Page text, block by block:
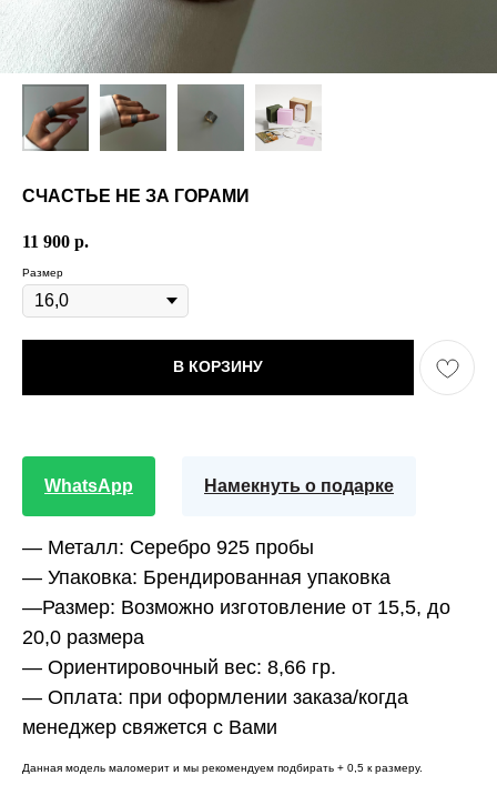
СЧАСТЬЕ НЕ ЗА ГОРАМИ
11 900 р.
Размер
В КОРЗИНУ
WhatsApp Намекнуть о подарке
— Металл: Серебро 925 пробы
— Упаковка: Брендированная упаковка
—Размер: Возможно изготовление от 15,5, до
20,0 размера
— Ориентировочный вес: 8,66 гр.
— Оплата: при оформлении заказа/когда
менеджер свяжется с Вами
Данная модель маломерит и мы рекомендуем подбирать + 0,5 к размеру.